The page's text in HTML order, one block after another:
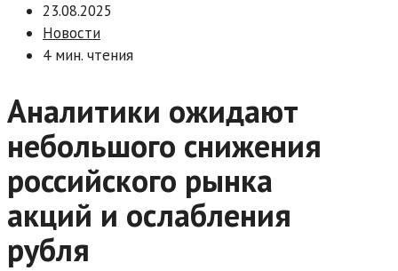
23.08.2025
Новости
4 мин. чтения
Аналитики ожидают
небольшого снижения
российского рынка
акций и ослабления
рубля